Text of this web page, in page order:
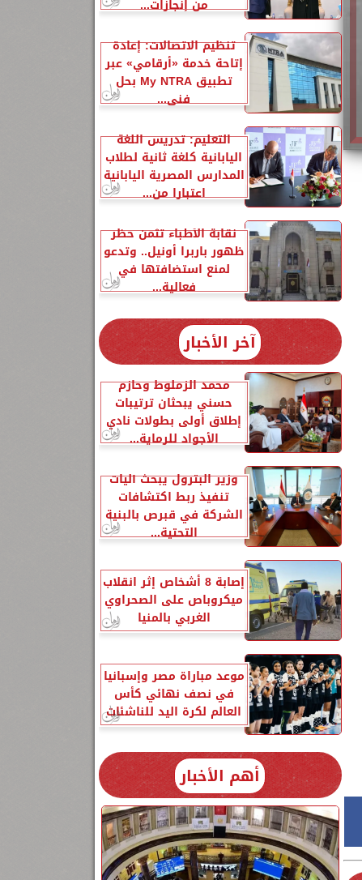
من إنجازات...
تنظيم الاتصالات: إعادة
إتاحة خدمة «أرقامي» عبر
تطبيق My NTRA بحل
فني...
التعليم: تدريس اللغة
اليابانية كلغة ثانية لطلاب
المدارس المصرية اليابانية
اعتبارا من...
نقابة الأطباء تثمن حظر
ظهور باربرا أونيل.. وتدعو
لمنع استضافتها في
فعالية...
آخر الأخبار
محمد الزملوط وحازم
حسني يبحثان ترتيبات
إطلاق أولى بطولات نادي
الأجواد للرماية...
وزير البترول يبحث آليات
تنفيذ ربط اكتشافات
الشركة في قبرص بالبنية
التحتية...
إصابة 8 أشخاص إثر انقلاب
ميكروباص على الصحراوي
الغربي بالمنيا
موعد مباراة مصر وإسبانيا
في نصف نهائي كأس
العالم لكرة اليد للناشئات
أهم الأخبار